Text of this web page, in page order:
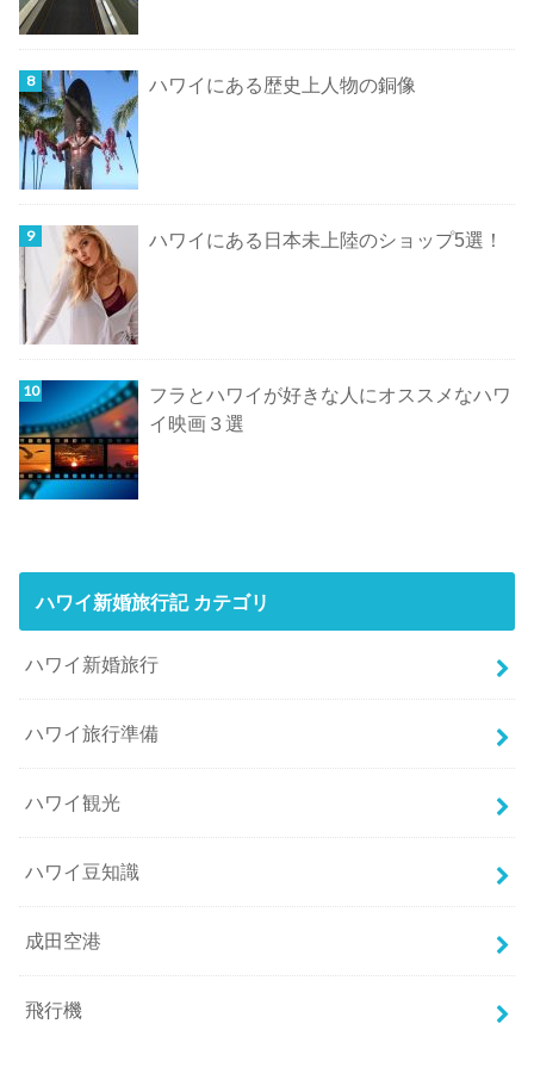
ハワイにある歴史上人物の銅像
ハワイにある日本未上陸のショップ5選！
フラとハワイが好きな人にオススメなハワ
イ映画３選
ハワイ新婚旅行記 カテゴリ
ハワイ新婚旅行
ハワイ旅行準備
ハワイ観光
ハワイ豆知識
成田空港
飛行機